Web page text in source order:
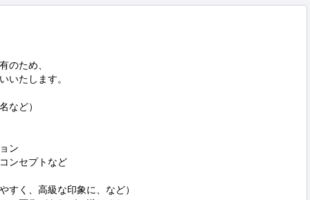
のため、
いたします。
など）
ン
ンセプトなど
すく、高級な印象に、など）